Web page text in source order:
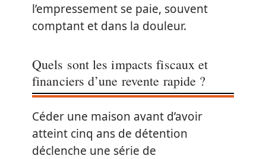
l’empressement se paie, souvent
comptant et dans la douleur.
Quels sont les impacts fiscaux et
financiers d’une revente rapide ?
Céder une maison avant d’avoir
atteint cinq ans de détention
déclenche une série de